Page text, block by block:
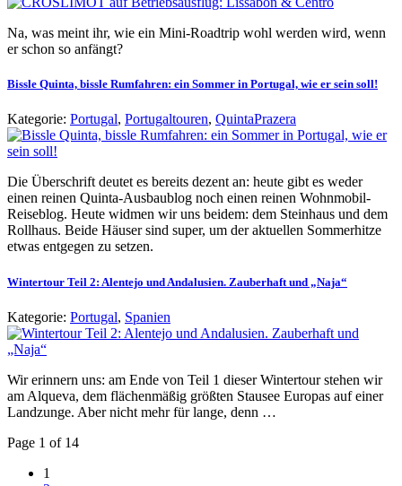
Na, was meint ihr, wie ein Mini-Roadtrip wohl werden wird, wenn
er schon so anfängt?
Bissle Quinta, bissle Rumfahren: ein Sommer in Portugal, wie er sein soll!
Kategorie: Portugal, Portugaltouren, QuintaPrazera
Die Überschrift deutet es bereits dezent an: heute gibt es weder
einen reinen Quinta-Ausbaublog noch einen reinen Wohnmobil-
Reiseblog. Heute widmen wir uns beidem: dem Steinhaus und dem
Rollhaus. Beide Häuser sind super, um der aktuellen Sommerhitze
etwas entgegen zu setzen.
Wintertour Teil 2: Alentejo und Andalusien. Zauberhaft und „Naja“
Kategorie: Portugal, Spanien
Wir erinnern uns: am Ende von Teil 1 dieser Wintertour stehen wir
am Alqueva, dem flächenmäßig größten Stausee Europas auf einer
Landzunge. Aber nicht mehr für lange, denn …
Page 1 of 14
1